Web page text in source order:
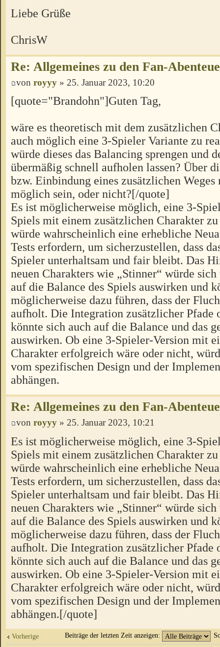
Liebe Grüße
ChrisW
Re: Allgemeines zu den Fan-
von royyy » 25. Januar 2023, 10:20
[quote="Brandohn"]Guten Tag,
wäre es theoretisch mit dem zusätzlichen
auch möglich eine 3-Spieler Variante zu
würde dieses das Balancing sprengen und
übermäßig schnell aufholen lassen? Über
bzw. Einbindung eines zusätzlichen Weges
möglich sein, oder nicht?[/quote]
Es ist möglicherweise möglich, eine 3-
Spiels mit einem zusätzlichen Charakter
würde wahrscheinlich eine erhebliche
Tests erfordern, um sicherzustellen, dass
Spieler unterhaltsam und fair bleibt. Das
neuen Charakters wie „Stinner“ würde
auf die Balance des Spiels auswirken und
möglicherweise dazu führen, dass der
aufholt. Die Integration zusätzlicher Pfade
könnte sich auch auf die Balance und das
auswirken. Ob eine 3-Spieler-Version mit
Charakter erfolgreich wäre oder nicht,
vom spezifischen Design und der
abhängen.
Re: Allgemeines zu den Fan-
von royyy » 25. Januar 2023, 10:21
Es ist möglicherweise möglich, eine 3-
Spiels mit einem zusätzlichen Charakter
würde wahrscheinlich eine erhebliche
Tests erfordern, um sicherzustellen, dass
Spieler unterhaltsam und fair bleibt. Das
neuen Charakters wie „Stinner“ würde
auf die Balance des Spiels auswirken und
möglicherweise dazu führen, dass der
aufholt. Die Integration zusätzlicher Pfade
könnte sich auch auf die Balance und das
auswirken. Ob eine 3-Spieler-Version mit
Charakter erfolgreich wäre oder nicht,
vom spezifischen Design und der
abhängen.[/quote]
Vorherige Beiträge der letzten Zeit anzeigen: